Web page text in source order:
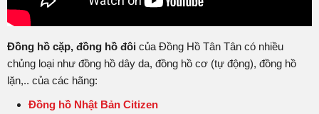
Đồng hồ cặp, đồng hồ đôi của Đồng Hồ Tân Tân có nhiều
chủng loại như đồng hồ dây da, đồng hồ cơ (tự động), đồng hồ
lặn,.. của các hãng:
Đồng hồ Nhật Bản Citizen